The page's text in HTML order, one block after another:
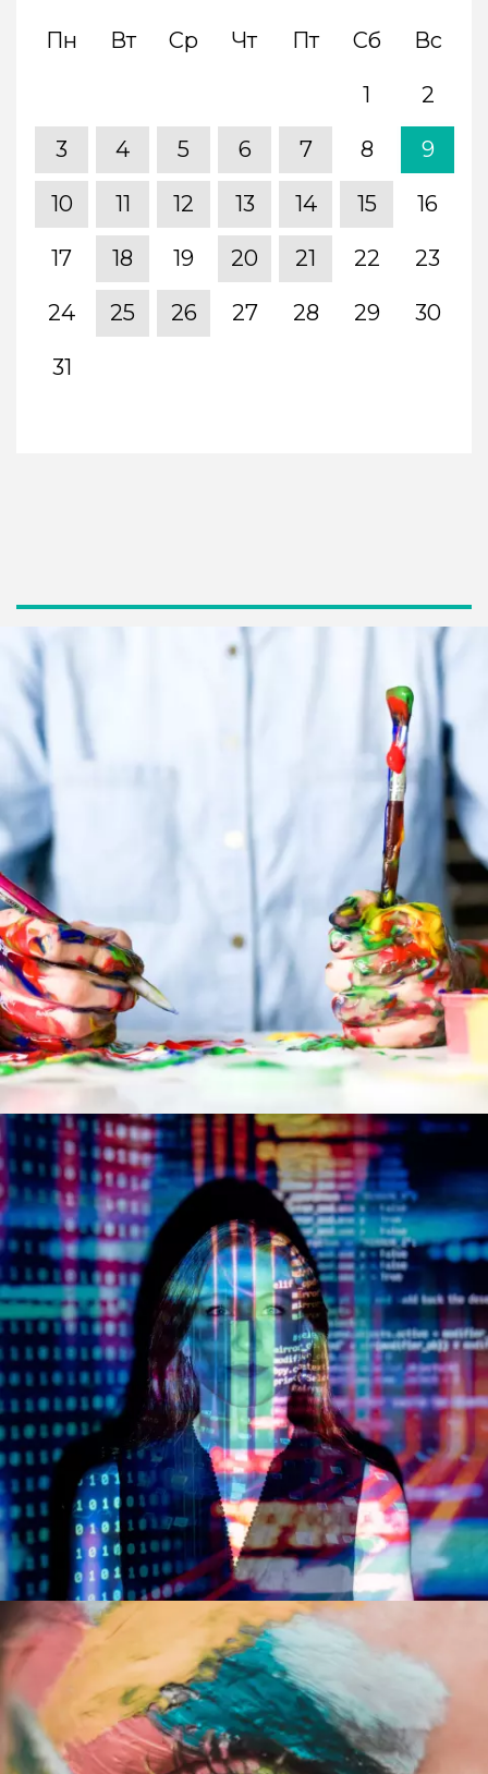
Пн Вт Ср Чт Пт Сб Вс
1 2
3 4 5 6 7 8 9
10 11 12 13 14 15 16
17 18 19 20 21 22 23
24 25 26 27 28 29 30
31